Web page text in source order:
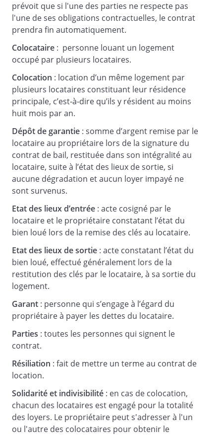
Le contrat prendra effet au
.
Le contrat sera ensuite renouvelé
tacitement pour une durée identique.
Article 5 - Etat des lieux
Un état des lieux contradictoire doit être
établi entre les parties avant l'entrée du
locataire dans le logement. Un
exemplaire de cet état des lieux est
conservé par chacune des parties. Un
état des lieux de sortie sera également
établi lors du départ du locataire.
Article 6 – Travaux
- Travaux effectués avant la location :
- Travaux futurs :
Le propriétaire devra informer le
locataire des travaux qu'il souhaite
entreprendre, par une notification, en
recommandé avec avis de réception ou
remise en main propre. Cette notification
devra informer le locataire sur la nature
des travaux et leurs modalités
Le locataire devra permettre l'accès aux
lieux loués pour l'exécution de ces
travaux.
prévoit que si l'une des parties ne respecte pas
l'une de ses obligations contractuelles, le contrat
prendra fin automatiquement.
Colocataire : personne louant un logement
occupé par plusieurs locataires.
Colocation : location d’un même logement par
plusieurs locataires constituant leur résidence
principale, c’est-à-dire qu’ils y résident au moins
huit mois par an.
Dépôt de garantie : somme d’argent remise par le
locataire au propriétaire lors de la signature du
contrat de bail, restituée dans son intégralité au
locataire, suite à l’état des lieux de sortie, si
aucune dégradation et aucun loyer impayé ne
sont survenus.
Etat des lieux d’entrée : acte cosigné par le
locataire et le propriétaire constatant l’état du
bien loué lors de la remise des clés au locataire.
Etat des lieux de sortie : acte constatant l’état du
bien loué, effectué généralement lors de la
restitution des clés par le locataire, à sa sortie du
logement.
Garant : personne qui s’engage à l’égard du
propriétaire à payer les dettes du locataire.
Parties : toutes les personnes qui signent le
contrat.
Résiliation : fait de mettre un terme au contrat de
location.
Solidarité et indivisibilité : en cas de colocation,
chacun des locataires est engagé pour la totalité
des loyers. Le propriétaire peut s'adresser à l'un
ou l'autre des colocataires pour obtenir le